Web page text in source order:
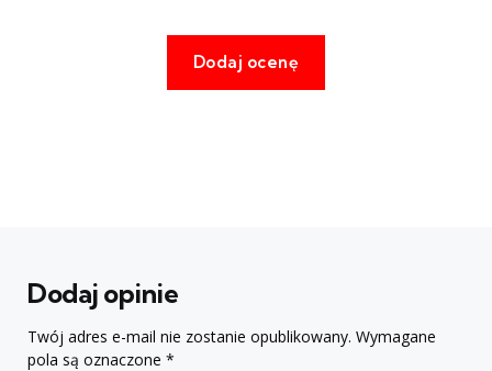
Dodaj opinie
Twój adres e-mail nie zostanie opublikowany. Wymagane
pola są oznaczone *